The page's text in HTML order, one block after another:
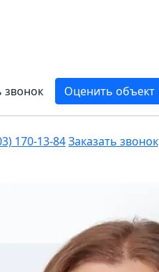
звонок
Оценить объект
170-13-84Заказать звонок